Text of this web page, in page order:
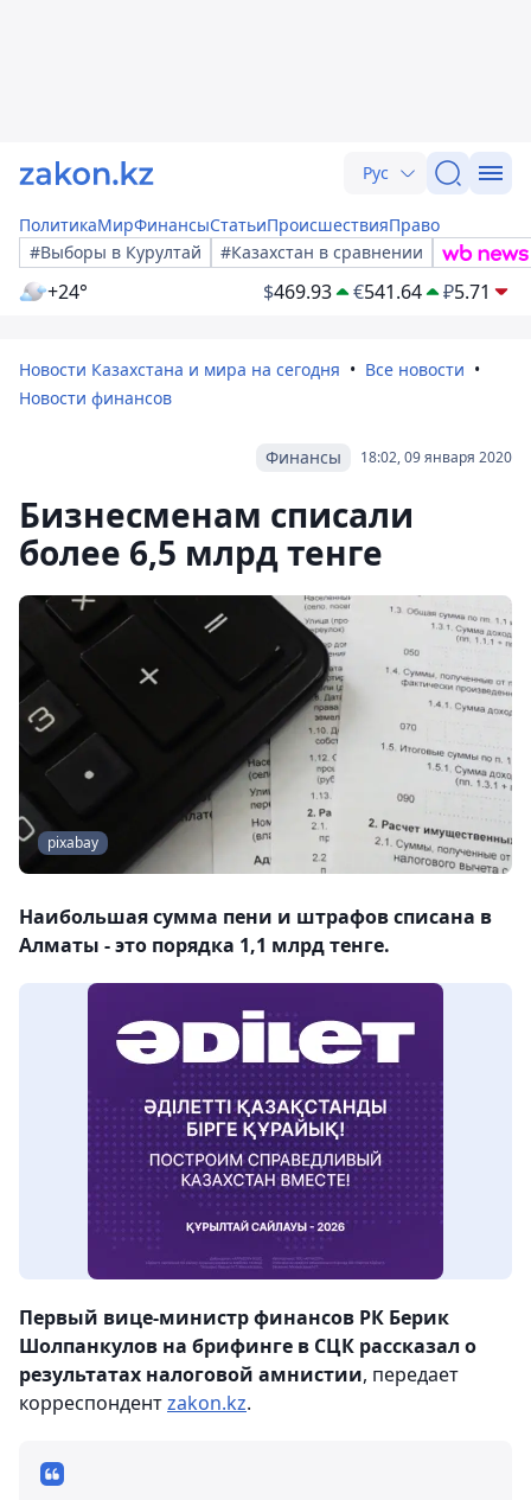
Рус
ПолитикаМирФинансыСтатьиПроисшествияПраво
#Выборы в Курултай
#Казахстан в сравнении
+24° $469.93 €541.64 ₽5.71
Новости Казахстана и мира на сегодня
Все новости
Новости финансов
18:02, 09 января 2020
Финансы
Бизнесменам списали
более 6,5 млрд тенге
pixabay
Наибольшая сумма пени и штрафов списана в
Алматы - это порядка 1,1 млрд тенге.
Первый вице-министр финансов РК Берик
Шолпанкулов на брифинге в СЦК рассказал о
результатах налоговой амнистии, передает
корреспондентzakon.kz.